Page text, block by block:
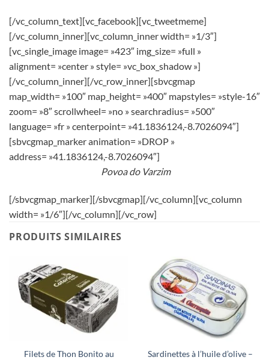
[/vc_column_text][vc_facebook][vc_tweetmeme]
[/vc_column_inner][vc_column_inner width= »1/3″]
[vc_single_image image= »423″ img_size= »full »
alignment= »center » style= »vc_box_shadow »]
[/vc_column_inner][/vc_row_inner][sbvcgmap
map_width= »100″ map_height= »400″ mapstyles= »style-16″
zoom= »8″ scrollwheel= »no » searchradius= »500″
language= »fr » centerpoint= »41.1836124,-8.7026094″]
[sbvcgmap_marker animation= »DROP »
address= »41.1836124,-8.7026094″]
Povoa do Varzim
[/sbvcgmap_marker][/sbvcgmap][/vc_column][vc_column
width= »1/6″][/vc_column][/vc_row]
PRODUITS SIMILAIRES
Filets de Thon Bonito au
Sardinettes à l’huile d’olive –